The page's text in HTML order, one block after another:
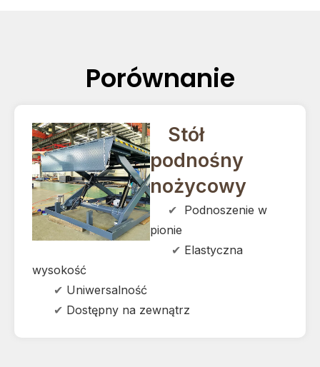
Porównanie
Stół
podnośny
nożycowy
✔ Podnoszenie w
pionie
✔ Elastyczna
wysokość
✔ Uniwersalność
✔ Dostępny na zewnątrz